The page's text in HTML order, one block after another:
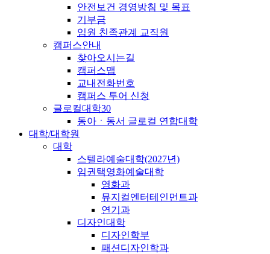
안전보건 경영방침 및 목표
기부금
임원 친족관계 교직원
캠퍼스안내
찾아오시는길
캠퍼스맵
교내전화번호
캠퍼스 투어 신청
글로컬대학30
동아ㆍ동서 글로컬 연합대학
대학/대학원
대학
스텔라예술대학(2027년)
임권택영화예술대학
영화과
뮤지컬엔터테인먼트과
연기과
디자인대학
디자인학부
패션디자인학과